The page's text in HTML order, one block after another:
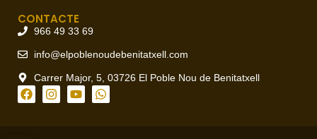
CONTACTE
966 49 33 69
info@elpoblenoudebenitatxell.com
Carrer Major, 5, 03726 El Poble Nou de Benitatxell